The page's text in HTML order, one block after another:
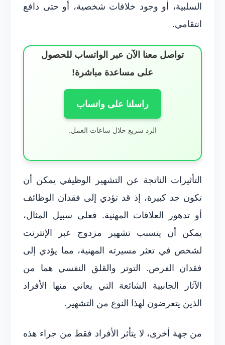
السلبية، أو وجود خلافات شخصية، أو حتى دافع
انتقامي.
تواصل معنا الآن عبر الواتساب للحصول
على مساعدة مباشرة!
راسلنا على واتساب
الرد سريع خلال ساعات العمل.
التأثيرات الناتجة عن التشهير الوظيفي يمكن أن
تكون جد كبيرة، إذ قد تؤدي إلى فقدان الوظائف
أو تدهور العلاقات المهنية. فعلى سبيل المثال،
يمكن أن يتسبب تشهير مزدوج عبر الإنترنت
لشخص في تعثر مسيرته المهنية، مما يؤدي إلى
فقدان الفرص. التوتر والقلق النفسي هما من
الآثار الجانبية الشائعة التي يعاني منها الأفراد
الذين يتعرضون لهذا النوع من التشهير.
من جهة أخرى، لا يتأثر الأفراد فقط من جراء هذه